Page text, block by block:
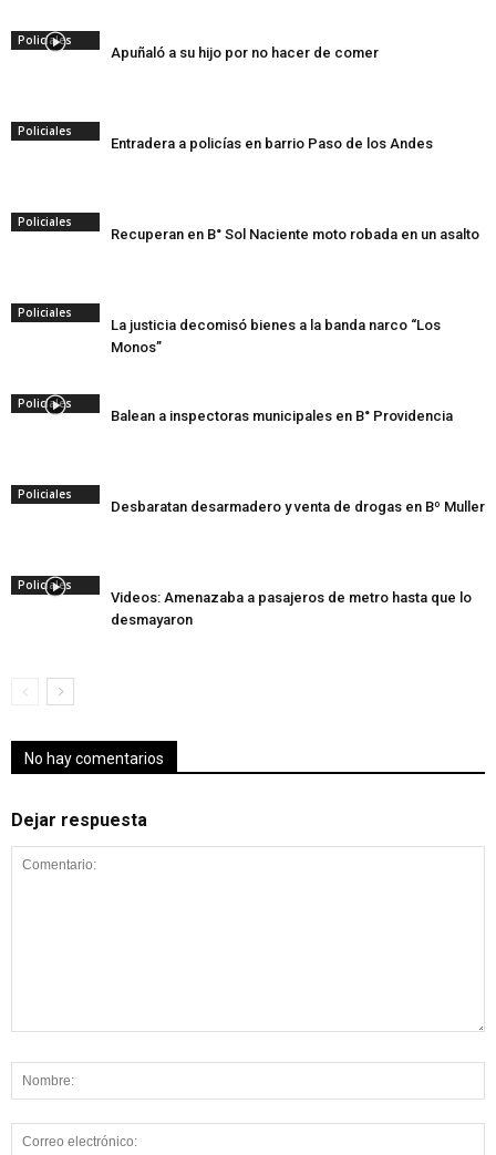
Policiales
Apuñaló a su hijo por no hacer de comer
Policiales
Entradera a policías en barrio Paso de los Andes
Policiales
Recuperan en B° Sol Naciente moto robada en un asalto
Policiales
La justicia decomisó bienes a la banda narco “Los
Monos”
Policiales
Balean a inspectoras municipales en B° Providencia
Policiales
Desbaratan desarmadero y venta de drogas en Bº Muller
Policiales
Videos: Amenazaba a pasajeros de metro hasta que lo
desmayaron
No hay comentarios
Dejar respuesta